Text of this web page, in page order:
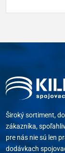
Široký sortiment,
zákazníka,
pre nás nie sú len
dodávkach